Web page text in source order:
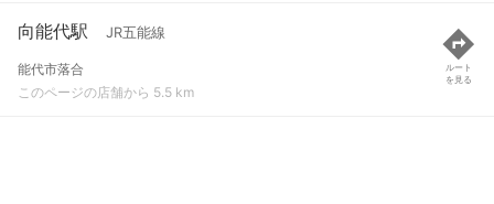
向能代駅 JR五能線
能代市落合
このページの店舗から 5.5 km
ルート
を見る